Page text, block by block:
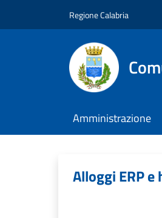
Regione Calabria
Amministrazione
Alloggi ERP